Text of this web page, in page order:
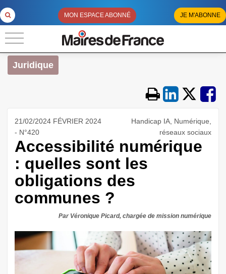
MON ESPACE ABONNÉ JE M'ABONNE
Juridique
21/02/2024 FÉVRIER 2024
- N°420
Handicap IA, Numérique,
réseaux sociaux
Accessibilité numérique
: quelles sont les
obligations des
communes ?
Par Véronique Picard, chargée de mission numérique